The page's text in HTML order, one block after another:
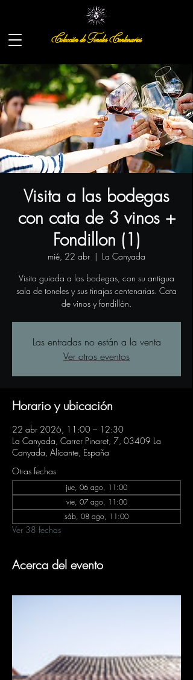
Colección de Toneles Centenarios
Visita a las bodegas
con cata de 3 vinos +
Fondillon (1)
mié, 22 abr
  |
La Canyada
Visita guiada a las bodegas, con su antigua
sala de toneles y sus tinajas centenarias. Cata
de vinos y fondillón.
Las entradas no están a la venta
Ver otros eventos
Horario y ubicación
22 abr 2026, 11:00 – 12:30
La Canyada, Carrer Pinaret, 7, 03409 La
Canyada, Alicante, España
Otras fechas
jue, 06 ago, 11:00
vie, 07 ago, 11:00
sáb, 08 ago, 11:00
Ver 38 fechas
Acerca del evento